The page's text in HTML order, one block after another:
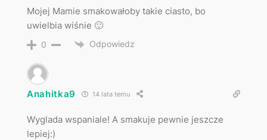
Mojej Mamie smakowałoby takie ciasto, bo
uwielbia wiśnie 🙂
0 Odpowiedz
Anahitka9 14 lata temu
Wyglada wspaniale! A smakuje pewnie jeszcze
lepiej:)